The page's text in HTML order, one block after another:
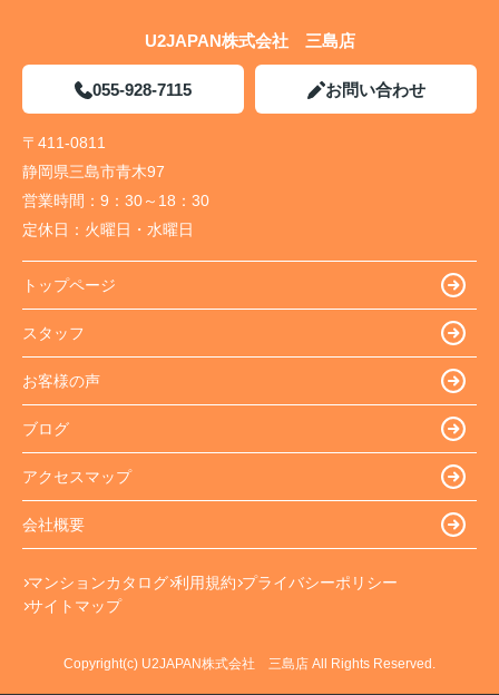
U2JAPAN株式会社 三島店
055-928-7115 お問い合わせ
〒411-0811
静岡県三島市青木97
営業時間： 9：30～18：30
定休日： 火曜日・水曜日
トップページ
スタッフ
お客様の声
ブログ
アクセスマップ
会社概要
マンションカタログ 利用規約 プライバシーポリシー
サイトマップ
Copyright(c) U2JAPAN株式会社 三島店 All Rights Reserved.